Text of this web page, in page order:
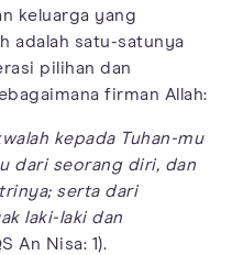
keluarga yang
adalah satu-satunya
pilihan dan
firman Allah:
kepada Tuhan-mu
dari seorang diri, dan
serta dari
laki-laki dan
An Nisa: 1).